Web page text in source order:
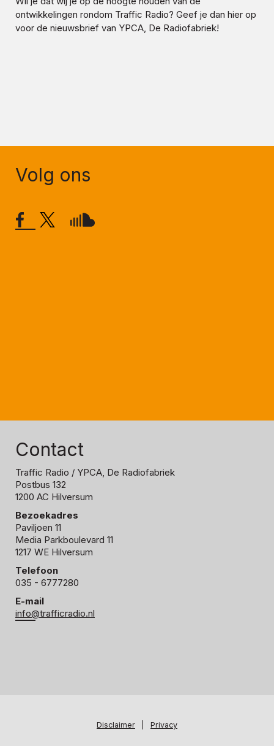
ontwikkelingen rondom Traffic Radio? Geef je dan hier op
voor de nieuwsbrief van YPCA, De Radiofabriek!
Volg ons
Contact
Traffic Radio / YPCA, De Radiofabriek
Postbus 132
1200 AC Hilversum
Bezoekadres
Paviljoen 11
Media Parkboulevard 11
1217 WE Hilversum
Telefoon
035 - 6777280
E-mail
info@trafficradio.nl
Disclaimer Privacy